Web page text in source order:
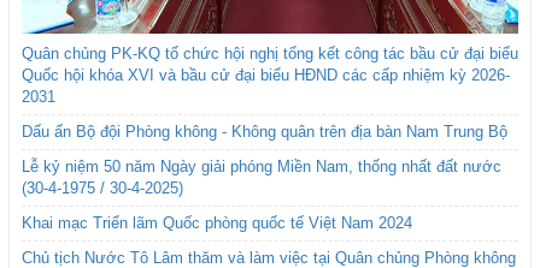
Quân chủng PK-KQ tổ chức hội nghị tổng kết công tác bầu cử đại biểu
Quốc hội khóa XVI và bầu cử đại biểu HĐND các cấp nhiệm kỳ 2026-
2031
Dấu ấn Bộ đội Phòng không - Không quân trên địa bàn Nam Trung Bộ
Lễ kỷ niệm 50 năm Ngày giải phóng Miền Nam, thống nhất đất nước
(30-4-1975 / 30-4-2025)
Khai mạc Triển lãm Quốc phòng quốc tế Việt Nam 2024
Chủ tịch Nước Tô Lâm thăm và làm việc tại Quân chủng Phòng không